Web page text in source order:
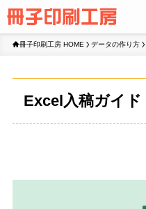
冊子印刷工房 HOME データの作り方
Excel入稿ガイド